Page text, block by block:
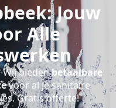
Jouw
Alle
Wij biedenbetaalbare
voor al je sanitaire
Gratis offerte!